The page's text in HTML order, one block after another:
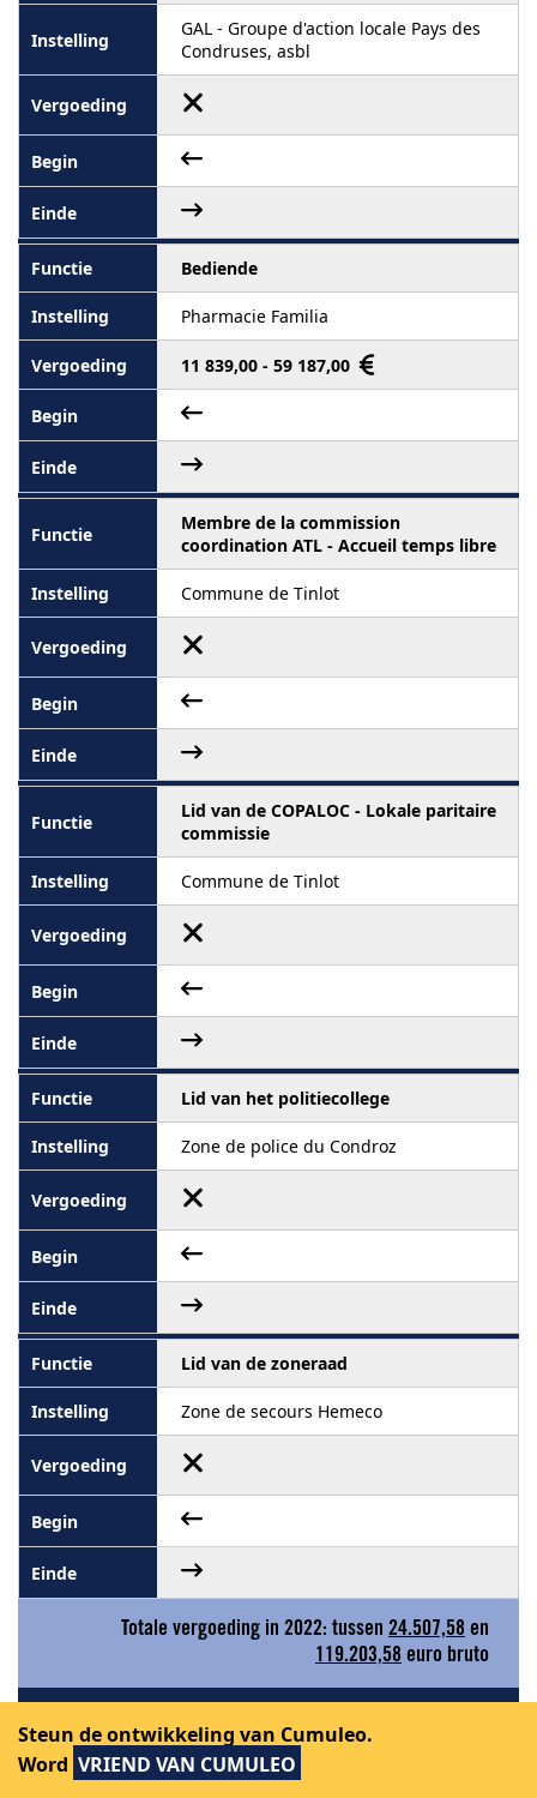
GAL - Groupe d'action locale Pays des
Condruses, asbl
Bediende
Pharmacie Familia
11 839,00 - 59 187,00
Membre de la commission
coordination ATL - Accueil temps libre
Commune de Tinlot
Lid van de COPALOC - Lokale paritaire
commissie
Commune de Tinlot
Lid van het politiecollege
Zone de police du Condroz
Lid van de zoneraad
Zone de secours Hemeco
Totale vergoeding in 2022: tussen 24.507,58 en
119.203,58 euro bruto
Zie de grafieken met de dagelijkse evolutie
van mandaten van Christine Guyot in 2022
Steun de ontwikkeling van Cumuleo.
Word VRIEND VAN CUMULEO